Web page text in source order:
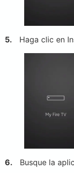
5. Haga clic en
6. Busque la